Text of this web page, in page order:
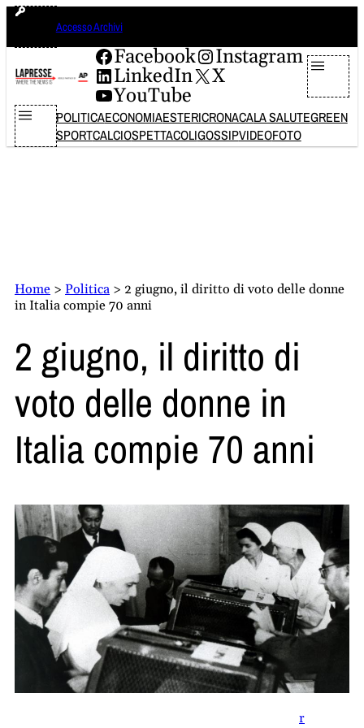
Vai
contenuto
Accesso Archivi
Facebook
Instagram
LinkedIn
X
YouTube
POLITICAECONOMIAESTERICRONACALA SALUTEGREEN
SPORTCALCIOSPETTACOLIGOSSIPVIDEOFOTO
Home > Politica > 2 giugno, il diritto di voto delle donne
in Italia compie 70 anni
2 giugno, il diritto di
voto delle donne in
Italia compie 70 anni
r